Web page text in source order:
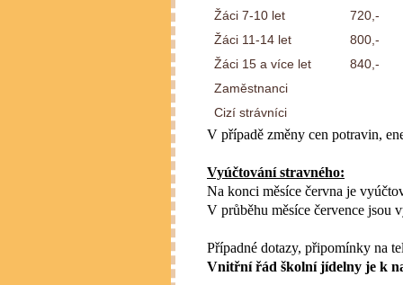
Žáci 7-10 let
720,-
Žáci 11-14 let
800,-
Žáci 15 a více let
840,-
Zaměstnanci
Cizí strávníci
V případě změny cen potravin,
Vyúčtování stravného:
Na konci měsíce června je
V průběhu měsíce července jsou
Případné dotazy, připomínky na
Vnitřní řád školní jídelny je k